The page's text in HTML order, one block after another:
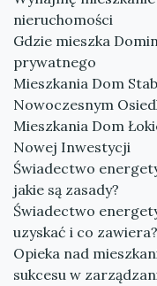
nieruchomości
Gdzie mieszka
prywatnego
Mieszkania Dom
Nowoczesnym
Mieszkania Dom
Nowej Inwestycji
Świadectwo
jakie są zasady?
Świadectwo
uzyskać i co zawiera?
Opieka nad
sukcesu w